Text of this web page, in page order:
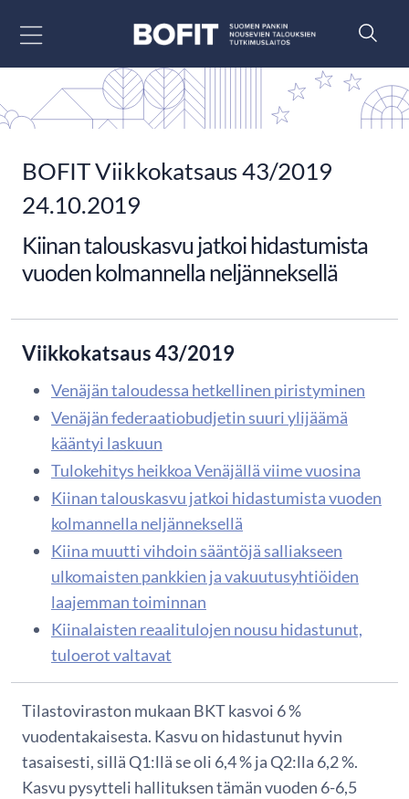
BOFIT Viikkokatsaus 43/2019
24.10.2019
Kiinan talouskasvu jatkoi hidastumista
vuoden kolmannella neljänneksellä
Viikkokatsaus 43/2019
Venäjän taloudessa hetkellinen piristyminen
Venäjän federaatiobudjetin suuri ylijäämä
kääntyi laskuun
Tulokehitys heikkoa Venäjällä viime vuosina
Kiinan talouskasvu jatkoi hidastumista vuoden
kolmannella neljänneksellä
Kiina muutti vihdoin sääntöjä salliakseen
ulkomaisten pankkien ja vakuutusyhtiöiden
laajemman toiminnan
Kiinalaisten reaalitulojen nousu hidastunut,
tuloerot valtavat
Tilastoviraston mukaan BKT kasvoi 6 %
vuodentakaisesta. Kasvu on hidastunut hyvin
tasaisesti, sillä Q1:llä se oli 6,4 % ja Q2:lla 6,2 %.
Kasvu pysytteli hallituksen tämän vuoden 6-6,5